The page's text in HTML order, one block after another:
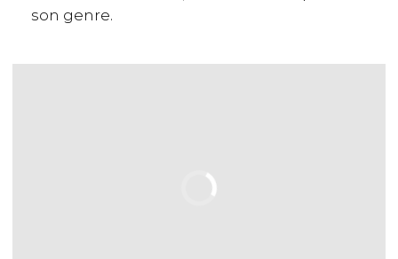
son genre.